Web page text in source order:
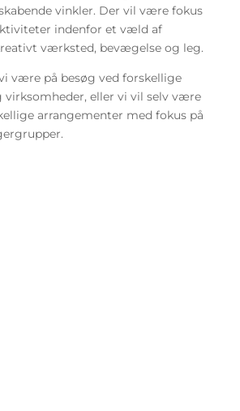
vinkler. Der vil være fokus
indenfor et væld af
værksted, bevægelse og leg.
være på besøg ved forskellige
eller vi vil selv være
arrangementer med fokus på